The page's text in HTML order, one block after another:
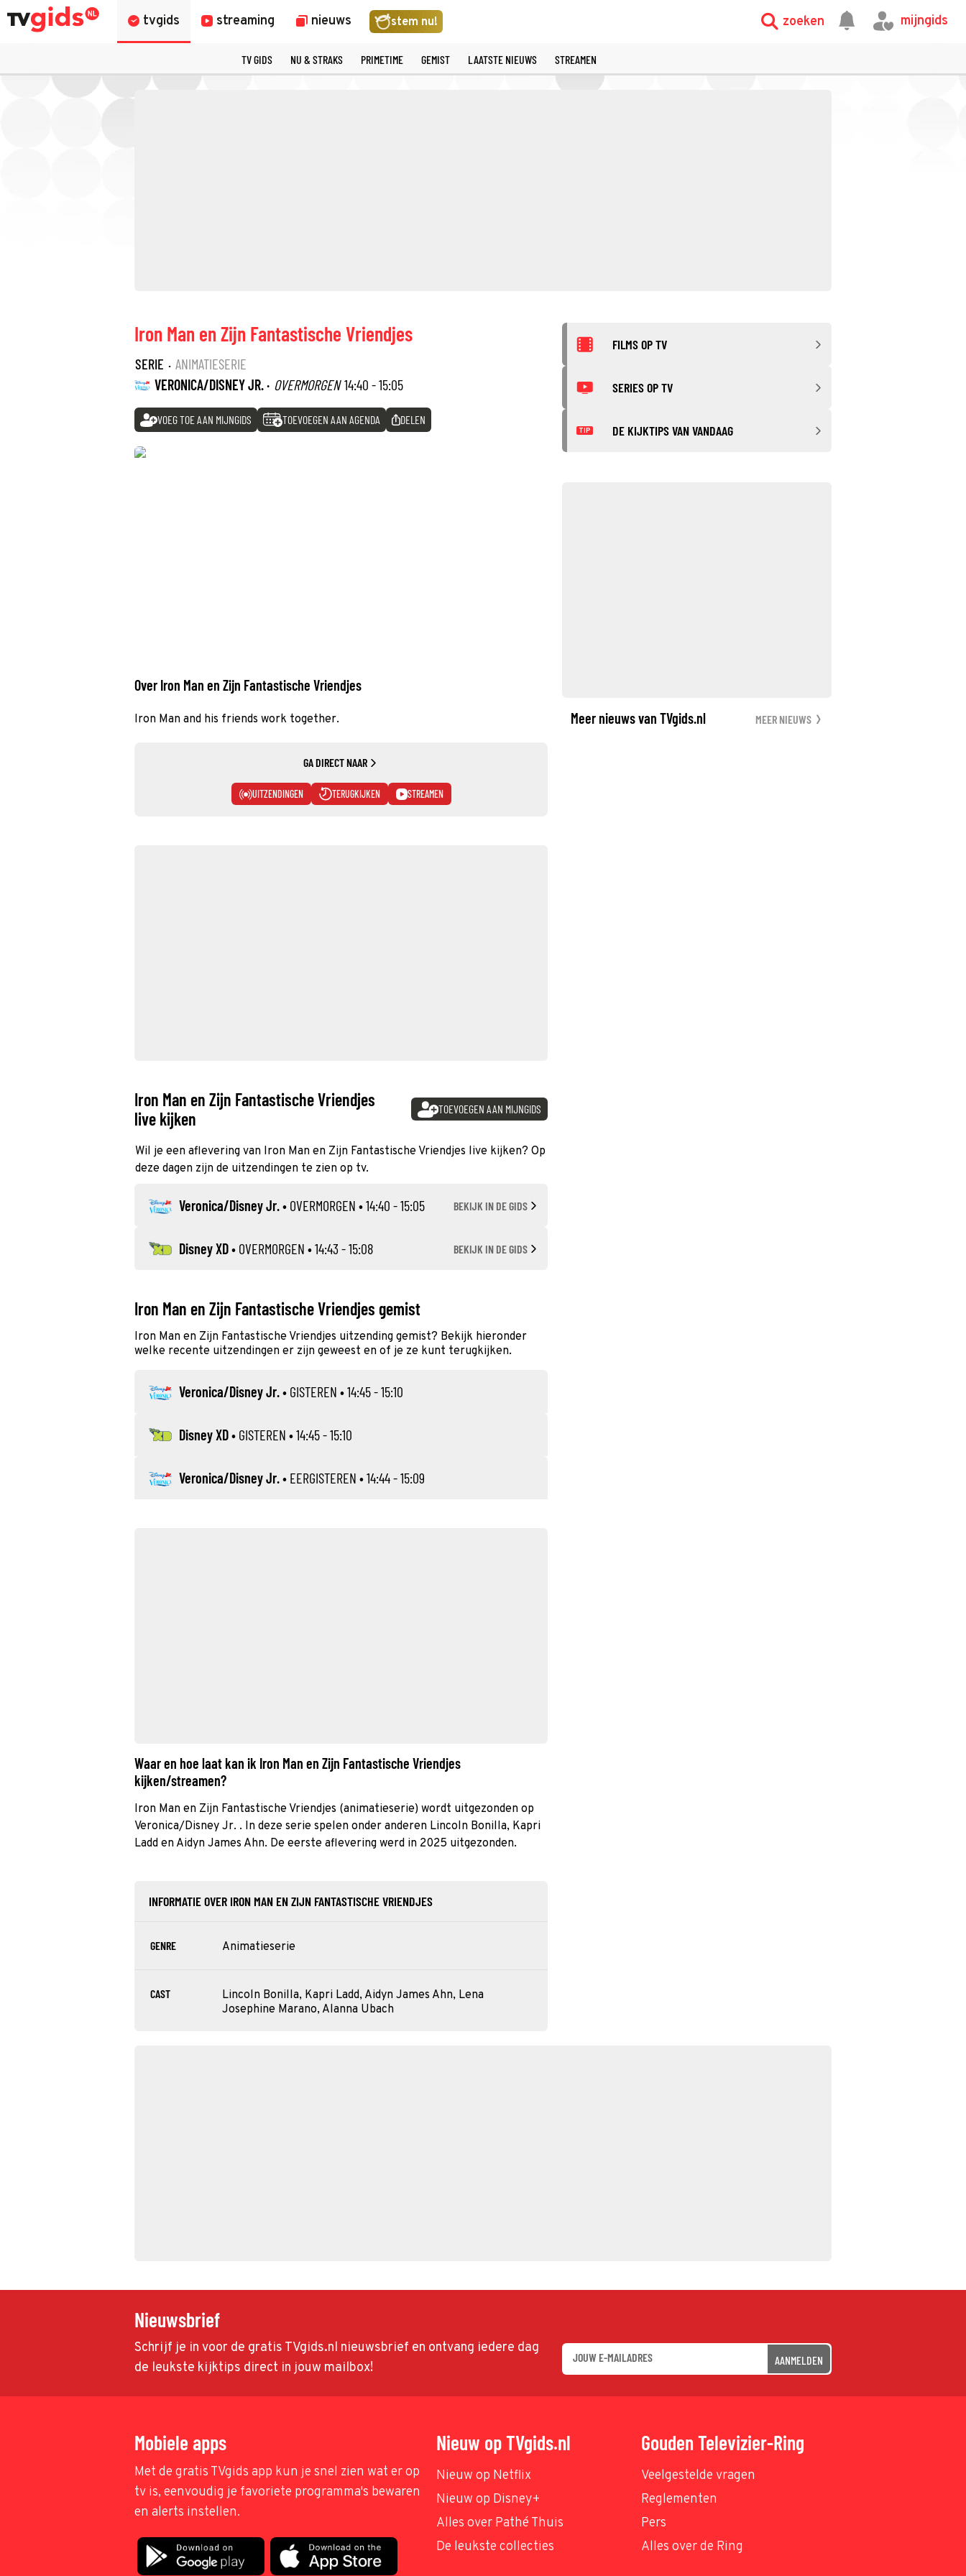
tvgids streaming nieuws stem nu! zoeken mijngids
TV GIDS NU & STRAKS PRIMETIME GEMIST LAATSTE NIEUWS STREAMEN
Iron Man en Zijn Fantastische Vriendjes
SERIE · ANIMATIESERIE
VERONICA/DISNEY JR. · OVERMORGEN 14:40 - 15:05
VOEG TOE AAN MIJNGIDS TOEVOEGEN AAN AGENDA DELEN
Over Iron Man en Zijn Fantastische Vriendjes
Iron Man and his friends work together.
GA DIRECT NAAR
UITZENDINGEN TERUGKIJKEN STREAMEN
Iron Man en Zijn Fantastische Vriendjes
live kijken
TOEVOEGEN AAN MIJNGIDS
Wil je een aflevering van Iron Man en Zijn Fantastische Vriendjes live kijken? Op
deze dagen zijn de uitzendingen te zien op tv.
Veronica/Disney Jr.• OVERMORGEN • 14:40 - 15:05 BEKIJK IN DE GIDS
Disney XD• OVERMORGEN • 14:43 - 15:08 BEKIJK IN DE GIDS
Iron Man en Zijn Fantastische Vriendjes gemist
Iron Man en Zijn Fantastische Vriendjes uitzending gemist? Bekijk hieronder
welke recente uitzendingen er zijn geweest en of je ze kunt terugkijken.
Veronica/Disney Jr.• GISTEREN • 14:45 - 15:10
Disney XD• GISTEREN • 14:45 - 15:10
Veronica/Disney Jr.• EERGISTEREN • 14:44 - 15:09
Waar en hoe laat kan ik Iron Man en Zijn Fantastische Vriendjes
kijken/streamen?
Iron Man en Zijn Fantastische Vriendjes (animatieserie) wordt uitgezonden op
Veronica/Disney Jr. . In deze serie spelen onder anderen Lincoln Bonilla, Kapri
Ladd en Aidyn James Ahn. De eerste aflevering werd in 2025 uitgezonden.
INFORMATIE OVER IRON MAN EN ZIJN FANTASTISCHE VRIENDJES
GENRE Animatieserie
CAST
Lincoln Bonilla, Kapri Ladd, Aidyn James Ahn, Lena
Josephine Marano, Alanna Ubach
FILMS OP TV
SERIES OP TV
TIP DE KIJKTIPS VAN VANDAAG
Meer nieuws van TVgids.nl MEER NIEUWS
Nieuwsbrief
Schrijf je in voor de gratis TVgids.nl nieuwsbrief en ontvang iedere dag
de leukste kijktips direct in jouw mailbox!
AANMELDEN
Mobiele apps
Met de gratis TVgids app kun je snel zien wat er op
tv is, eenvoudig je favoriete programma's bewaren
en alerts instellen.
Nieuw op TVgids.nl
Nieuw op Netflix
Nieuw op Disney+
Alles over Pathé Thuis
De leukste collecties
Gouden Televizier-Ring
Veelgestelde vragen
Reglementen
Pers
Alles over de Ring